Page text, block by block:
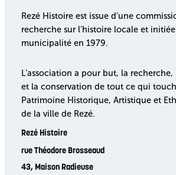
Rezé Histoire est issue d’une
recherche sur l’histoire locale et
municipalité en 1979.
L’association a pour but, la
et la conservation de tout ce qui
Patrimoine Historique, Artistique et
de la ville de Rezé.
Rezé Histoire
rue Théodore Brosseaud
43, Maison Radieuse